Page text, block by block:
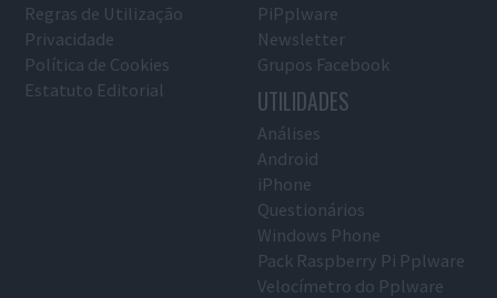
Regras de Utilização
Privacidade
Política de Cookies
Estatuto Editorial
PiPplware
Newsletter
Grupos Facebook
UTILIDADES
Análises
Android
iPhone
Questionários
Windows Phone
Pack Raspberry Pi Pplware
Velocímetro do Pplware